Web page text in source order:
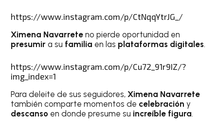
https://www.instagram.com/p/CtNqqYtrJG_/
Ximena Navarrete no pierde oportunidad en
presumira su familia en las plataformas digitales.
https://www.instagram.com/p/Cu72_91r9IZ/?
img_index=1
Para deleite de sus seguidores,Ximena Navarrete
también comparte momentos de celebracióny
descanso en donde presume su increíble figura.